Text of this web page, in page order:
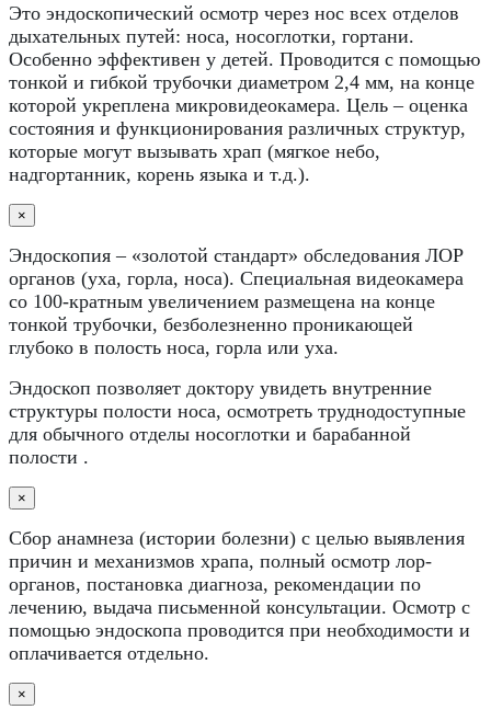
Это эндоскопический осмотр через нос всех отделов
дыхательных путей: носа, носоглотки, гортани.
Особенно эффективен у детей. Проводится с помощью
тонкой и гибкой трубочки диаметром 2,4 мм, на конце
которой укреплена микровидеокамера. Цель – оценка
состояния и функционирования различных структур,
которые могут вызывать храп (мягкое небо,
надгортанник, корень языка и т.д.).
×
Эндоскопия – «золотой стандарт» обследования ЛОР
органов (уха, горла, носа). Специальная видеокамера
со 100-кратным увеличением размещена на конце
тонкой трубочки, безболезненно проникающей
глубоко в полость носа, горла или уха.
Эндоскоп позволяет доктору увидеть внутренние
структуры полости носа, осмотреть труднодоступные
для обычного отделы носоглотки и барабанной
полости .
×
Сбор анамнеза (истории болезни) с целью выявления
причин и механизмов храпа, полный осмотр лор-
органов, постановка диагноза, рекомендации по
лечению, выдача письменной консультации. Осмотр с
помощью эндоскопа проводится при необходимости и
оплачивается отдельно.
×